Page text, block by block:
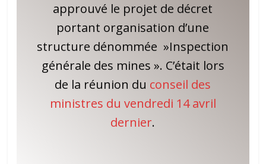
approuvé le projet de décret
portant organisation d’une
structure dénommée »Inspection
générale des mines ». C’était lors
de la réunion du conseil des
ministres du vendredi 14 avril
dernier.